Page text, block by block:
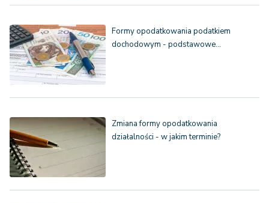
Formy opodatkowania podatkiem
dochodowym - podstawowe…
Zmiana formy opodatkowania
działalności - w jakim terminie?